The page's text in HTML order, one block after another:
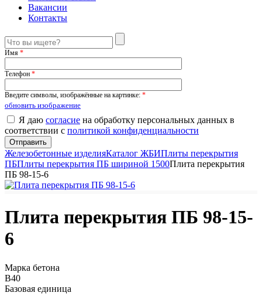
Вакансии
Контакты
Имя *
Телефон *
Введите символы, изображённые на картинке: *
обновить изображение
Я даю согласие на обработку персональных данных в
соответствии с политикой конфиденциальности
Железобетонные изделияКаталог ЖБИПлиты перекрытия
ПБПлиты перекрытия ПБ шириной 1500Плита перекрытия
ПБ 98-15-6
Плита перекрытия ПБ 98-15-
6
Марка бетона
B40
Базовая единица